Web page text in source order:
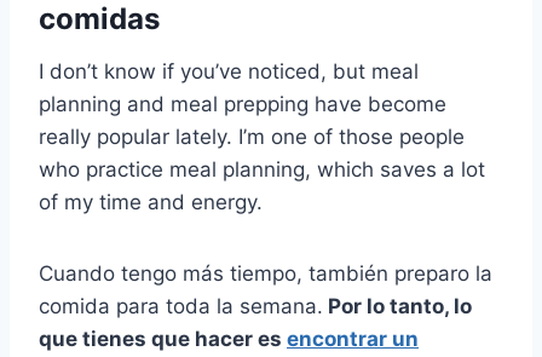
comidas
I don’t know if you’ve noticed, but meal
planning and meal prepping have become
really popular lately. I’m one of those people
who practice meal planning, which saves a lot
of my time and energy.
Cuando tengo más tiempo, también preparo la
comida para toda la semana. Por lo tanto, lo
que tienes que hacer es encontrar un